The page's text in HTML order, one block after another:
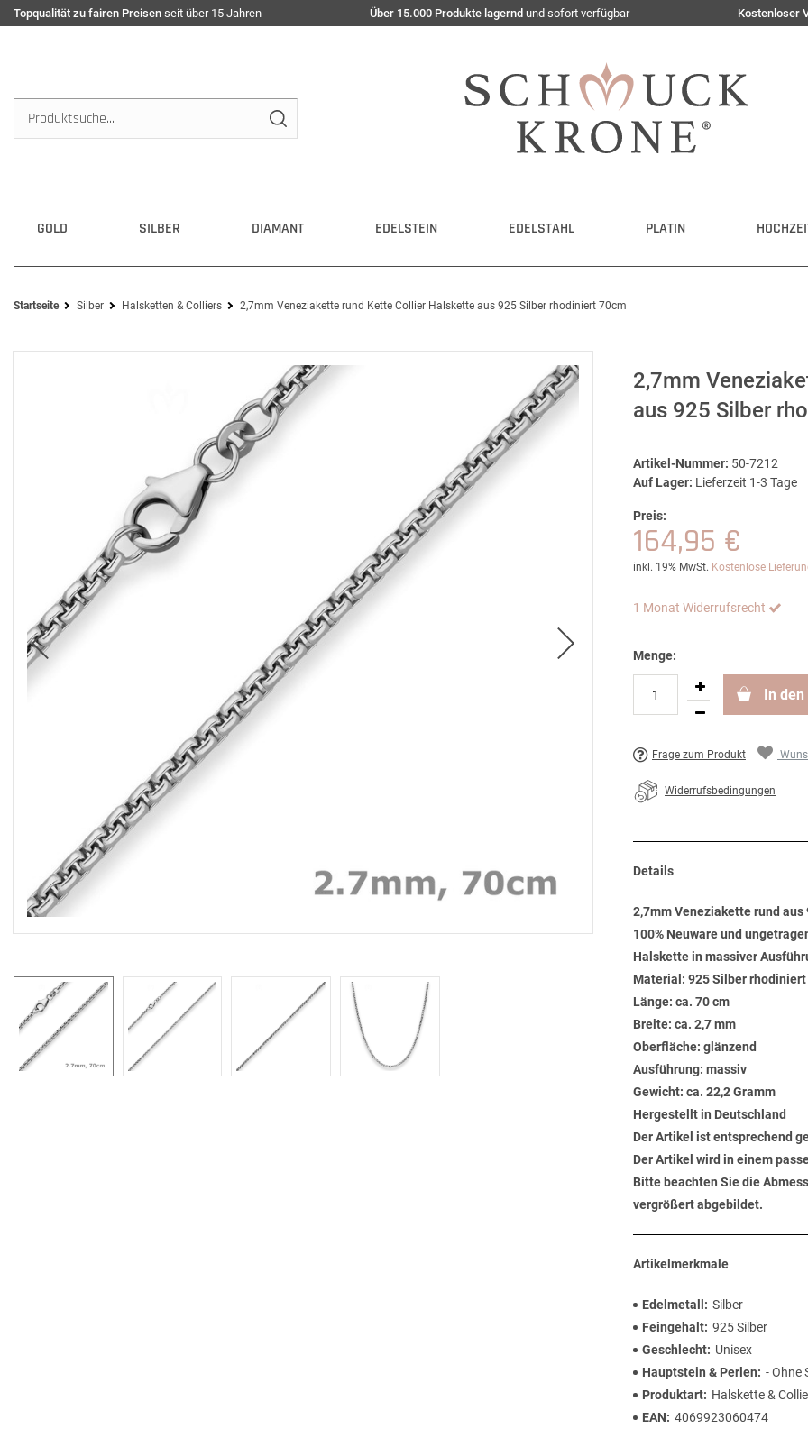
Topqualität zu fairen Preisen seit über 15 Jahren Über 15.000 Produkte lagernd und sofort verfügbar Kostenloser
GOLD SILBER DIAMANT EDELSTEIN EDELSTAHL PLATIN
Startseite Silber Halsketten & Colliers 2,7mm Veneziakette rund Kette Collier Halskette aus 925 Silber rhodiniert 70cm
2,7mm
aus 925 Silber
Artikel-Nummer: 50-7212
Auf Lager: Lieferzeit 1-3 Tage
Preis:
164,95 €
inkl. 19% MwSt. Kostenlose
1 Monat Widerrufsrecht
Menge:
In
Frage zum Produkt
Widerrufsbedingungen
Details
2,7mm Veneziakette rund
100% Neuware und
Halskette in massiver
Material: 925 Silber
Länge: ca. 70 cm
Breite: ca. 2,7 mm
Oberfläche: glänzend
Ausführung: massiv
Gewicht: ca. 22,2 Gramm
Hergestellt in Deutschland
Der Artikel ist entsprechend
Der Artikel wird in einem
Bitte beachten Sie die
vergrößert abgebildet.
Artikelmerkmale
Edelmetall
Silber
Feingehalt 925 Silber
Geschlecht
Unisex
Hauptstein & Perlen
- Ohne
Produktart
Halskette &
EAN
4069923060474